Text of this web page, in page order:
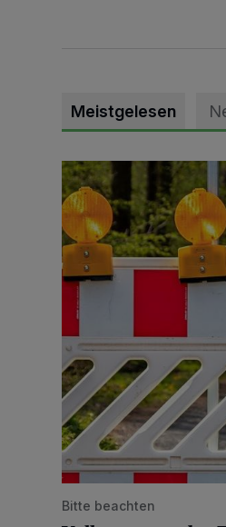
Meistgelesen
Vollsperrung der
Bitte beachten